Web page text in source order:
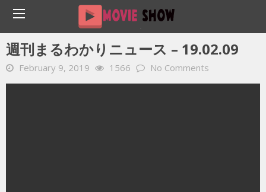
Home YOUTUBE 動画 毎日 週刊まるわかりニュース – 19.02.09
週刊まるわかりニュース – 19.02.09
February 9, 2019 1566 No Comments